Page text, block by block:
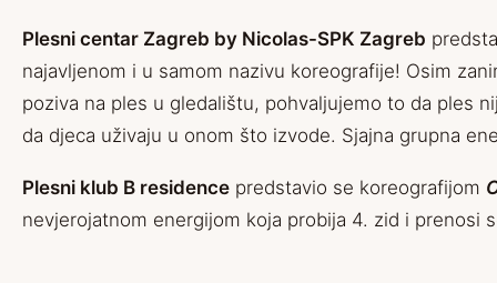
Plesni centar Zagreb by Nicolas-SPK Zagreb
najavljenom i u samom nazivu koreografije! Osim
poziva na ples u gledalištu, pohvaljujemo to da ples
da djeca uživaju u onom što izvode. Sjajna grupna
Plesni klub B residence predstavio se koreografijom
nevjerojatnom energijom koja probija 4. zid i prenosi